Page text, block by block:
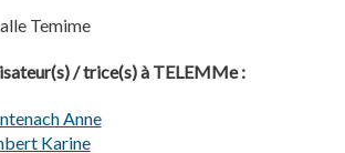
Temime
/ trice(s) à TELEMMe :
Anne
Karine